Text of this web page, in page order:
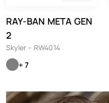
RAY-BAN META GEN
2
Skyler – RW4014
+ 7